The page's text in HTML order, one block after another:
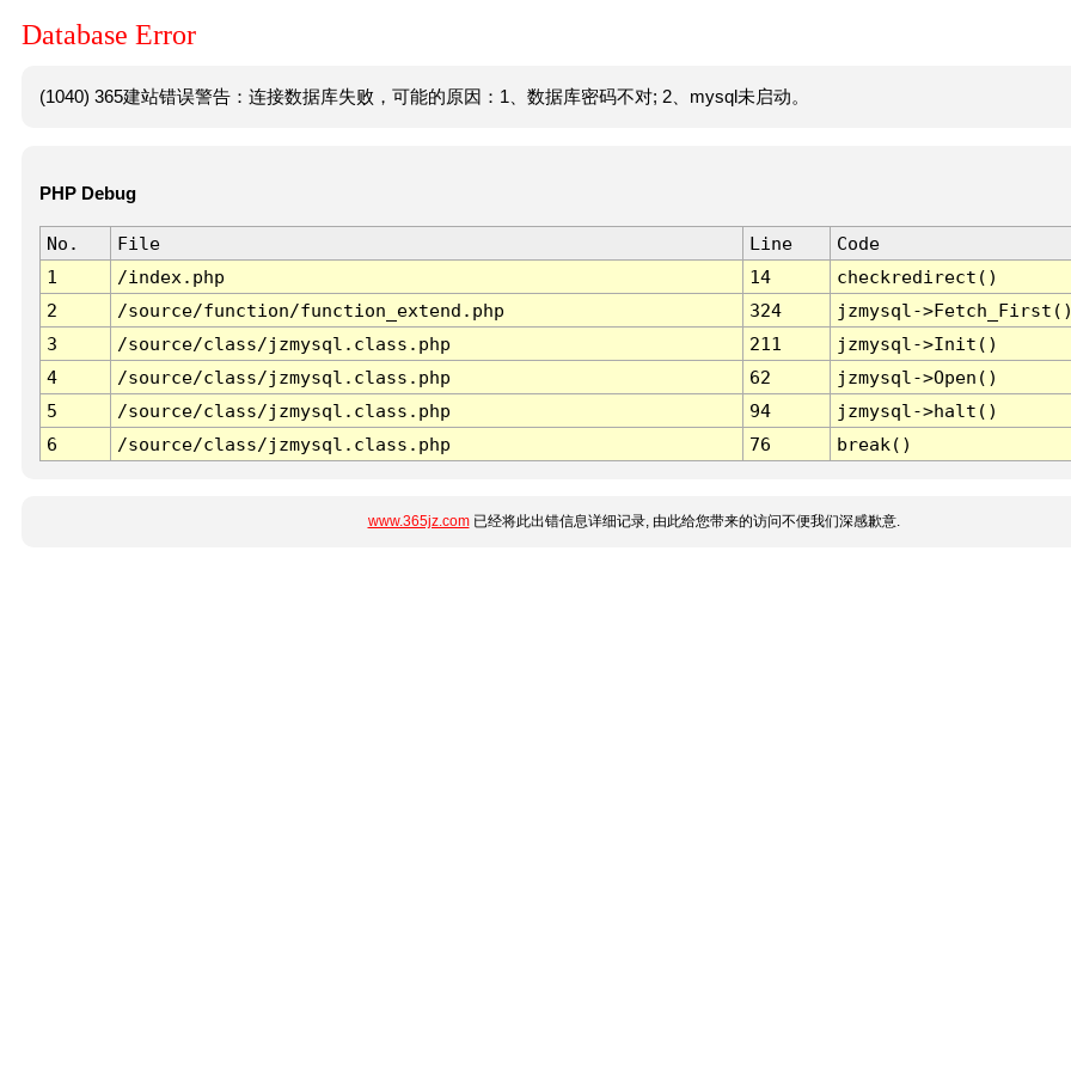
Database Error
(1040) 365建站错误警告：连接数据库失败，可能的原因：1、数据库密码不对; 2、mysql未启动。
PHP Debug
No. File Line
Code
1
/index.php 14
checkredirect()
2
/source/function/function_extend.php 324
jzmysql-
3
/source/class/jzmysql.class.php 211
jzmysql->Init()
4
/source/class/jzmysql.class.php 62
jzmysql->Open()
5
/source/class/jzmysql.class.php 94
jzmysql->halt()
6
/source/class/jzmysql.class.php 76 break()
www.365jz.com已经将此出错信息详细记录, 由此给您带来的访问不便我们深感歉意.